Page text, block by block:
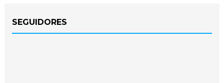
SEGUIDORES